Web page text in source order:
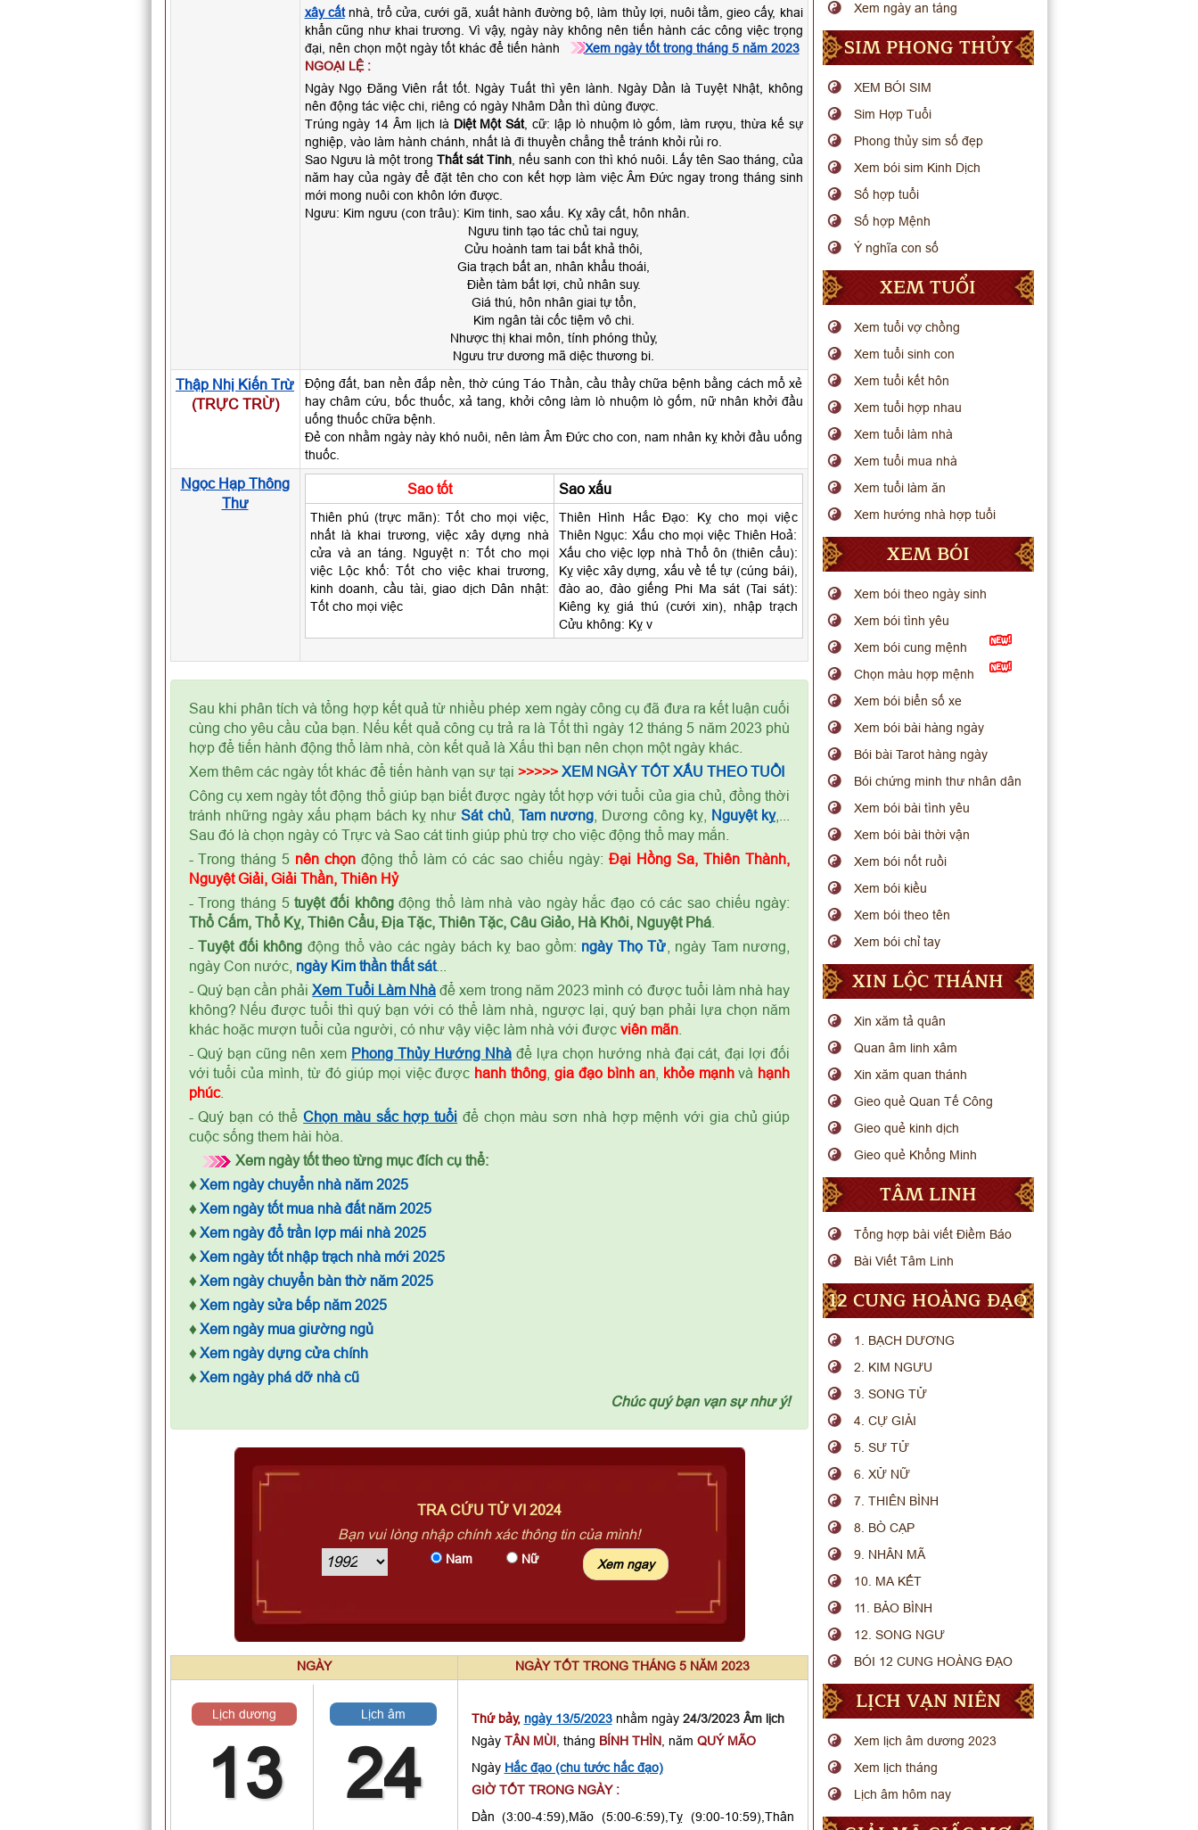
xây cấtnhà, trổ cửa, cưới gã, xuất hành đường bộ, làm thủy lợi, nuôi tằm, gieo cấy, khai
khẩn cũng như khai trương. Vì vậy, ngày này không nên tiến hành các công việc trọng
đại, nên chọn một ngày tốt khác để tiến hành
Xem ngày tốt trong tháng 5 năm 2023
NGOẠI LỆ :
Ngày Ngọ Đăng Viên rất tốt. Ngày Tuất thì yên lành. Ngày Dần là Tuyệt Nhật, không
nên động tác việc chi, riêng có ngày Nhâm Dần thì dùng được.
Trúng ngày 14 Âm lịch là Diệt Một Sát, cữ: lập lò nhuộm lò gốm, làm rượu, thừa kế sự
nghiệp, vào làm hành chánh, nhất là đi thuyền chẳng thể tránh khỏi rủi ro.
Sao Ngưu là một trong Thất sát Tinh, nếu sanh con thì khó nuôi. Lấy tên Sao tháng, của
năm hay của ngày để đặt tên cho con kết hợp làm việc Âm Đức ngay trong tháng sinh
mới mong nuôi con khôn lớn được.
Ngưu: Kim ngưu (con trâu): Kim tinh, sao xấu. Kỵ xây cất, hôn nhân.
Ngưu tinh tạo tác chủ tai nguy,
Cửu hoành tam tai bất khả thôi,
Gia trạch bất an, nhân khẩu thoái,
Điền tàm bất lợi, chủ nhân suy.
Giá thú, hôn nhân giai tự tổn,
Kim ngân tài cốc tiệm vô chi.
Nhược thị khai môn, tính phóng thủy,
Ngưu trư dương mã diệc thương bi.
Thập Nhị Kiến Trừ
(TRỰC TRỪ)
Động đất, ban nền đắp nền, thờ cúng Táo Thần, cầu thầy chữa bệnh bằng cách mổ xẻ
hay châm cứu, bốc thuốc, xả tang, khởi công làm lò nhuộm lò gốm, nữ nhân khởi đầu
uống thuốc chữa bệnh.
Đẻ con nhằm ngày này khó nuôi, nên làm Âm Đức cho con, nam nhân kỵ khởi đầu uống
thuốc.
Ngọc Hạp Thông
Thư
Sao tốt Sao xấu
Thiên phú (trực mãn): Tốt cho mọi việc,
nhất là khai trương, việc xây dựng nhà
cửa và an táng. Nguyệt n: Tốt cho mọi
việc Lộc khố: Tốt cho việc khai trương,
kinh doanh, cầu tài, giao dịch Dân nhật:
Tốt cho mọi việc
Thiên Hình Hắc Đạo: Kỵ cho mọi việc
Thiên Ngục: Xấu cho mọi việc Thiên Hoả:
Xấu cho việc lợp nhà Thổ ôn (thiên cẩu):
Kỵ việc xây dựng, xấu về tế tự (cúng bái),
đào ao, đào giếng Phi Ma sát (Tai sát):
Kiêng kỵ giá thú (cưới xin), nhập trạch
Cửu không: Kỵ v
Sau khi phân tích và tổng hợp kết quả từ nhiều phép xem ngày công cụ đã đưa ra kết luận cuối
cùng cho yêu cầu của bạn. Nếu kết quả công cụ trả ra là Tốt thì ngày 12 tháng 5 năm 2023 phù
hợp để tiến hành động thổ làm nhà, còn kết quả là Xấu thì bạn nên chọn một ngày khác.
Xem thêm các ngày tốt khác để tiến hành vạn sự tại >>>>> XEM NGÀY TỐT XẤU THEO TUỔI
Công cụ xem ngày tốt động thổ giúp bạn biết được ngày tốt hợp với tuổi của gia chủ, đồng thời
tránh những ngày xấu phạm bách kỵ nhưSát chủ, Tam nương , Dương công kỵ, Nguyệt kỵ,...
Sau đó là chọn ngày có Trực và Sao cát tinh giúp phù trợ cho việc động thổ may mắn.
- Trong tháng 5 nên chọn động thổ làm có các sao chiếu ngày:Đại Hồng Sa, Thiên Thành,
Nguyệt Giải, Giải Thần, Thiên Hỷ
- Trong tháng 5tuyệt đối khôngđộng thổ làm nhà vào ngày hắc đạo có các sao chiếu ngày:
Thổ Cấm, Thổ Kỵ, Thiên Cẩu, Địa Tặc, Thiên Tặc, Câu Giảo, Hà Khôi, Nguyệt Phá.
-Tuyệt đối không động thổ vào các ngày bách kỵ bao gồm: ngày Thọ Tử , ngày Tam nương,
ngày Con nước, ngày Kim thần thất sát...
- Quý bạn cần phảiXem Tuổi Làm Nhà để xem trong năm 2023 mình có được tuổi làm nhà hay
không? Nếu được tuổi thì quý bạn với có thể làm nhà, ngược lại, quý bạn phải lựa chọn năm
khác hoặc mượn tuổi của người, có như vậy việc làm nhà với được viên mãn.
- Quý bạn cũng nên xem Phong Thủy Hướng Nhàđể lựa chọn hướng nhà đại cát, đại lợi đối
với tuổi của mình, từ đó giúp mọi việc được hanh thông ,gia đạo bình an, khỏe mạnhvà hạnh
phúc.
- Quý bạn có thểChọn màu sắc hợp tuổi để chọn màu sơn nhà hợp mệnh với gia chủ giúp
cuộc sống them hài hòa.
Xem ngày tốt theo từng mục đích cụ thể:
♦ Xem ngày chuyển nhà năm 2025
♦ Xem ngày tốt mua nhà đất năm 2025
♦ Xem ngày đổ trần lợp mái nhà 2025
♦ Xem ngày tốt nhập trạch nhà mới 2025
♦ Xem ngày chuyển bàn thờ năm 2025
♦ Xem ngày sửa bếp năm 2025
♦ Xem ngày mua giường ngủ
♦ Xem ngày dựng cửa chính
♦ Xem ngày phá dỡ nhà cũ
Chúc quý bạn vạn sự như ý!
TRA CỨU TỬ VI 2024
Bạn vui lòng nhập chính xác thông tin của mình!
Nam Nữ
NGÀY NGÀY TỐT TRONG THÁNG 5 NĂM 2023
Lịch dương
13
Lịch âm
24
Thứ bảy, ngày 13/5/2023nhằm ngày 24/3/2023 Âm lịch
Ngày TÂN MÙI , tháng BÍNH THÌN, năm QUÝ MÃO
Ngày Hắc đạo (chu tước hắc đạo)
GIỜ TỐT TRONG NGÀY :
Dần (3:00-4:59),Mão (5:00-6:59),Tỵ (9:00-10:59),Thân
Xem ngày an táng
SIM PHONG THỦY
XEM BÓI SIM
Sim Hợp Tuổi
Phong thủy sim số đẹp
Xem bói sim Kinh Dịch
Số hợp tuổi
Số hợp Mệnh
Ý nghĩa con số
XEM TUỔI
Xem tuổi vợ chồng
Xem tuổi sinh con
Xem tuổi kết hôn
Xem tuổi hợp nhau
Xem tuổi làm nhà
Xem tuổi mua nhà
Xem tuổi làm ăn
Xem hướng nhà hợp tuổi
XEM BÓI
Xem bói theo ngày sinh
Xem bói tình yêu
Xem bói cung mệnh
Chọn màu hợp mệnh
Xem bói biển số xe
Xem bói bài hàng ngày
Bói bài Tarot hàng ngày
Bói chứng minh thư nhân dân
Xem bói bài tình yêu
Xem bói bài thời vận
Xem bói nốt ruồi
Xem bói kiều
Xem bói theo tên
Xem bói chỉ tay
XIN LỘC THÁNH
Xin xăm tả quân
Quan âm linh xâm
Xin xăm quan thánh
Gieo quẻ Quan Tế Công
Gieo quẻ kinh dịch
Gieo quẻ Khổng Minh
TÂM LINH
Tổng hợp bài viết Điềm Báo
Bài Viết Tâm Linh
12 CUNG HOÀNG ĐẠO
1. BẠCH DƯƠNG
2. KIM NGƯU
3. SONG TỬ
4. CỰ GIẢI
5. SƯ TỬ
6. XỬ NỮ
7. THIÊN BÌNH
8. BÒ CẠP
9. NHÂN MÃ
10. MA KẾT
11. BẢO BÌNH
12. SONG NGƯ
BÓI 12 CUNG HOÀNG ĐẠO
LỊCH VẠN NIÊN
Xem lịch âm dương 2023
Xem lịch tháng
Lịch âm hôm nay